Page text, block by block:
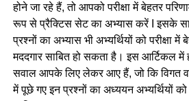
114
115
116
117
(c) भाषाधिगमे विषय-वस्तु-अधिगमः च पृथक्-
(d) अन्तर्वस्तु-विषयस्य अध्यापकाय भाषां
Ans- a
होने जा रहे हैं, तो आपको परीक्षा में बेहतर
रूप से प्रैक्टिस सेट का अभ्यास करें I इसके
प्रश्नों का अभ्यास भी अभ्यर्थियों को परीक्षा में
मददगार साबित हो सकता है। इस आर्टिकल में
सवाल आपके लिए लेकर आए हैं, जो कि विगत
में पूछे गए इन प्रश्नों का अध्ययन अभ्यर्थियों